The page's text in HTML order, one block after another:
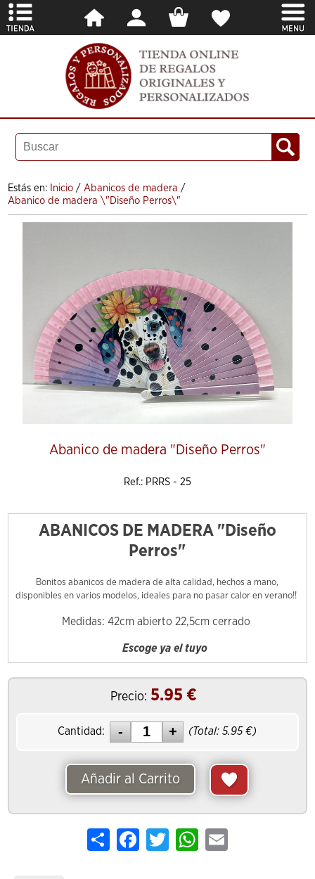
Estás en: Inicio / Abanicos de madera /
Abanico de madera \"Diseño Perros\"
Abanico de madera "Diseño Perros"
Ref.: PRRS - 25
ABANICOS DE MADERA "Diseño
Perros"
Bonitos abanicos de madera de alta calidad, hechos a mano,
disponibles en varios modelos, ideales para no pasar calor en verano!!
Medidas: 42cm abierto 22,5cm cerrado
Escoge ya el tuyo
Precio: 5.95 €
Cantidad: (Total:5.95 €)
Añadir al Carrito
Share FacebookTwitterWhatsApp
Email